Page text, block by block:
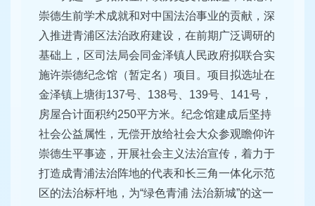
崇德生前学术成就和对中国法治事业的贡献，深
入推进青浦区法治政府建设，在前期广泛调研的
基础上，区司法局会同金泽镇人民政府拟联合实
施许崇德纪念馆（暂定名）项目。项目拟选址在
金泽镇上塘街137号、138号、139号、141号，
房屋合计面积约250平方米。纪念馆建成后坚持
社会公益属性，无偿开放给社会大众参观瞻仰许
崇德生平事迹，开展社会主义法治宣传，着力于
打造成青浦法治阵地的代表和长三角一体化示范
区的法治标杆地，为“绿色青浦 法治新城”的这一